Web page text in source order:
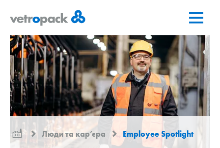
головну
сторінку
змісту
контактів
Люди та кар’єра Employee Spotlight